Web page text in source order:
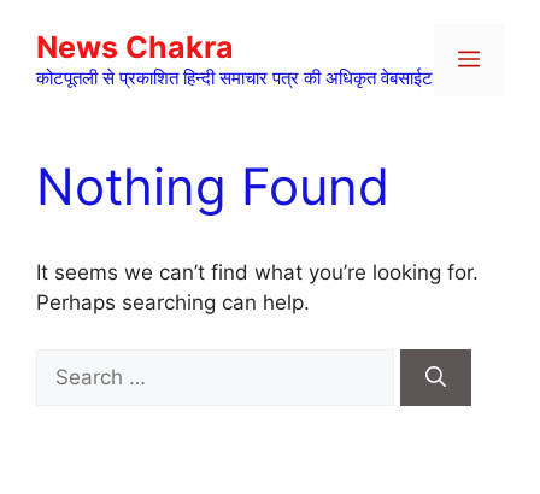
content
News Chakra
कोटपूतली से प्रकाशित हिन्दी समाचार पत्र की अधिकृत वेबसाईट
Menu
Nothing Found
It seems we can’t find what you’re looking for.
Perhaps searching can help.
for: